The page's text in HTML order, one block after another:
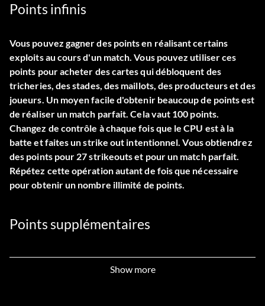
Points infinis
Vous pouvez gagner des points en réalisant certains
exploits au cours d'un match. Vous pouvez utiliser ces
points pour acheter des cartes qui débloquent des
tricheries, des stades, des maillots, des producteurs et des
joueurs. Un moyen facile d'obtenir beaucoup de points est
de réaliser un match parfait. Cela vaut 100 points.
Changez de contrôle à chaque fois que le CPU est à la
batte et faites un strike out intentionnel. Vous obtiendrez
des points pour 27 strikeouts et pour un match parfait.
Répétez cette opération autant de fois que nécessaire
pour obtenir un nombre illimité de points.
Points supplémentaires
Pour obtenir plus de points en mode franchise afin de
signer vos agents libres, pendant l'intersaison, créez un
Show more